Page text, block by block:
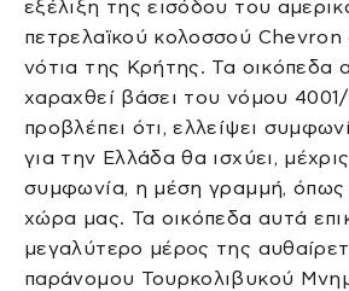
εξέλιξη της εισόδου του
πετρελαϊκού κολοσσού Chevron
νότια της Κρήτης. Τα οικόπεδα
χαραχθεί βάσει του νόμου 4001/
προβλέπει ότι, ελλείψει
για την Ελλάδα θα ισχύει,
συμφωνία, η μέση γραμμή, όπως
χώρα μας. Τα οικόπεδα αυτά
μεγαλύτερο μέρος της
παράνομου Τουρκολιβυκού